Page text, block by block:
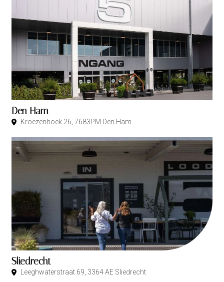
Den Ham
Kroezenhoek 26, 7683PM Den Ham
Sliedrecht
Leeghwaterstraat 69, 3364 AE Sliedrecht